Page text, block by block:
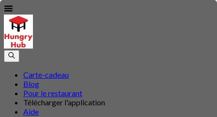
Carte-cadeau
Blog
Pour le restaurant
Télécharger l'application
Aide